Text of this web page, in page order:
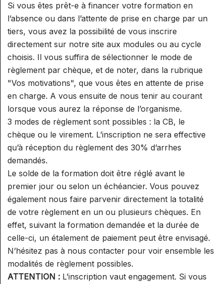
Si vous êtes prêt-e à financer votre formation en
l’absence ou dans l’attente de prise en charge par un
tiers, vous avez la possibilité de vous inscrire
directement sur notre site aux modules ou au cycle
choisis. Il vous suffira de sélectionner le mode de
règlement par chèque, et de noter, dans la rubrique
"Vos motivations", que vous êtes en attente de prise
en charge. A vous ensuite de nous tenir au courant
lorsque vous aurez la réponse de l’organisme.
3 modes de règlement sont possibles : la CB, le
chèque ou le virement. L’inscription ne sera effective
qu’à réception du règlement des 30% d’arrhes
demandés.
Le solde de la formation doit être réglé avant le
premier jour ou selon un échéancier. Vous pouvez
également nous faire parvenir directement la totalité
de votre règlement en un ou plusieurs chèques. En
effet, suivant la formation demandée et la durée de
celle-ci, un étalement de paiement peut être envisagé.
N’hésitez pas à nous contacter pour voir ensemble les
modalités de règlement possibles.
ATTENTION : L’inscription vaut engagement. Si vous